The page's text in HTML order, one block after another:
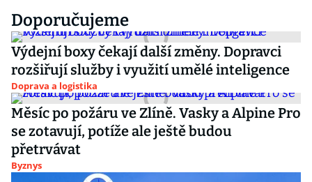
Doporučujeme
Výdejní boxy čekají další změny. Dopravci
rozšiřují služby i využití umělé inteligence
Doprava a logistika
Měsíc po požáru ve Zlíně. Vasky a Alpine Pro
se zotavují, potíže ale ještě budou
přetrvávat
Byznys